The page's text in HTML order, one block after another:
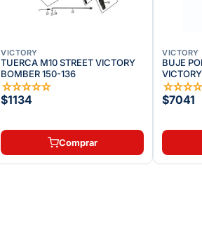
VICTORY
TUERCA M10 STREET VICTORY
BOMBER 150-136
☆☆☆☆☆
$1134
Comprar
VICTORY
BUJE
☆☆☆
$7041